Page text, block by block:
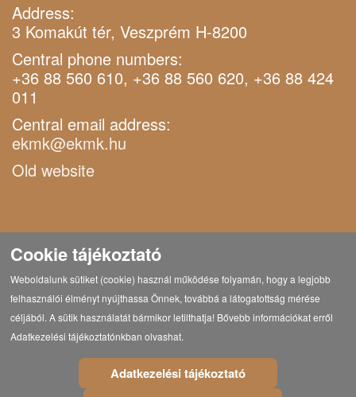
Address:
3 Komakút tér, Veszprém H-8200
Central phone numbers:
+36 88 560 610, +36 88 560 620, +36 88 424
011
Central email address:
ekmk@ekmk.hu
Old website
Cookie tájékoztató
Weboldalunk sütiket (cookie) használ működése folyamán, hogy a legjobb
felhasználói élményt nyújthassa Önnek, továbbá a látogatottság mérése
céljából. A sütik használatát bármikor letilthatja! Bővebb információkat erről
Adatkezelési tájékoztatónkban olvashat.
Adatkezelési tájékoztató